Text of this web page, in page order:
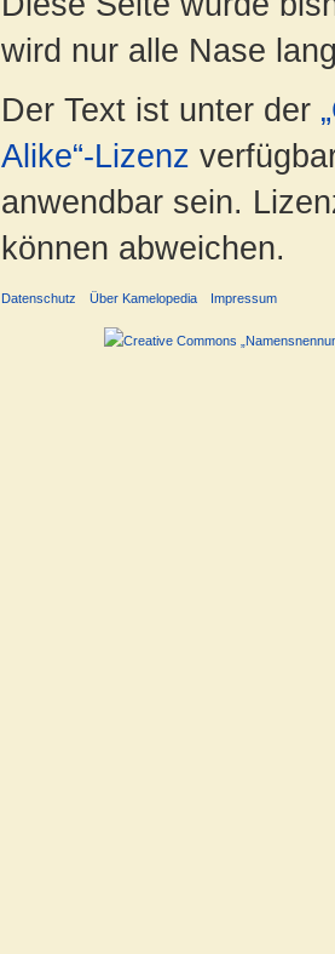
wird nur alle Nase
Der Text ist unter der
Alike“-Lizenz
anwendbar sein.
können abweichen.
Datenschutz Über Kamelopedia Impressum